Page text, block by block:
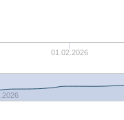
01.02.2026